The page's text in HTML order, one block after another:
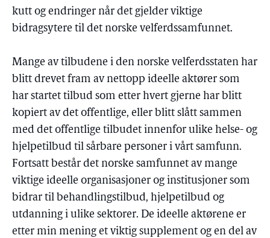
kutt og endringer når det gjelder viktige
bidragsytere til det norske velferdssamfunnet.
Mange av tilbudene i den norske velferdsstaten har
blitt drevet fram av nettopp ideelle aktører som
har startet tilbud som etter hvert gjerne har blitt
kopiert av det offentlige, eller blitt slått sammen
med det offentlige tilbudet innenfor ulike helse- og
hjelpetilbud til sårbare personer i vårt samfunn.
Fortsatt består det norske samfunnet av mange
viktige ideelle organisasjoner og institusjoner som
bidrar til behandlingstilbud, hjelpetilbud og
utdanning i ulike sektorer. De ideelle aktørene er
etter min mening et viktig supplement og en del av